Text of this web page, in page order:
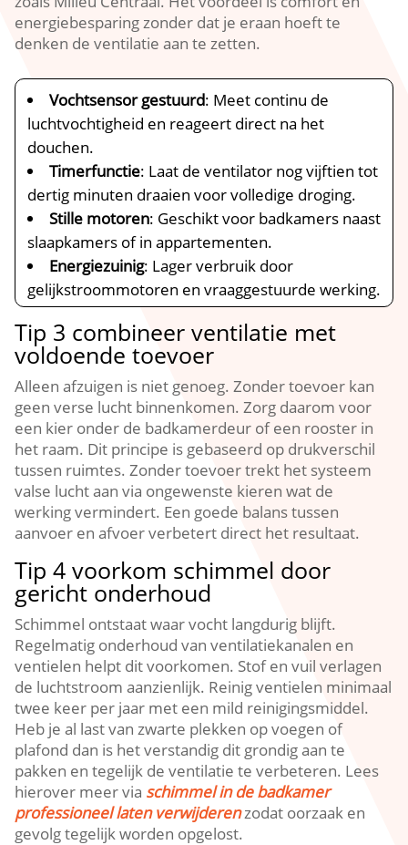
energiebesparing zonder dat je eraan hoeft te
denken de ventilatie aan te zetten.​
Vochtsensor gestuurd: Meet continu de
luchtvochtigheid en reageert direct na het
douchen.​
Timerfunctie: Laat de ventilator nog vijftien tot
dertig minuten draaien voor volledige droging.​
Stille motoren: Geschikt voor badkamers naast
slaapkamers of in appartementen.​
Energiezuinig: Lager verbruik door
gelijkstroommotoren en vraaggestuurde werking.​
Tip 3 combineer ventilatie met
voldoende toevoer
Alleen afzuigen is niet genoeg.​ Zonder toevoer kan
geen verse lucht binnenkomen.​ Zorg daarom voor
een kier onder de badkamerdeur of een rooster in
het raam.​ Dit principe is gebaseerd op drukverschil
tussen ruimtes.​ Zonder toevoer trekt het systeem
valse lucht aan via ongewenste kieren wat de
werking vermindert.​ Een goede balans tussen
aanvoer en afvoer verbetert direct het resultaat.​
Tip 4 voorkom schimmel door
gericht onderhoud
Schimmel ontstaat waar vocht langdurig blijft.​
Regelmatig onderhoud van ventilatiekanalen en
ventielen helpt dit voorkomen.​ Stof en vuil verlagen
de luchtstroom aanzienlijk.​ Reinig ventielen minimaal
twee keer per jaar met een mild reinigingsmiddel.​
Heb je al last van zwarte plekken op voegen of
plafond dan is het verstandig dit grondig aan te
pakken en tegelijk de ventilatie te verbeteren.​ Lees
hierover meer via schimmel in de badkamer
professioneel laten verwijderenzodat oorzaak en
gevolg tegelijk worden opgelost.​